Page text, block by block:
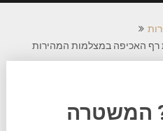
האכיפה במצלמות המהירות
המשטרה